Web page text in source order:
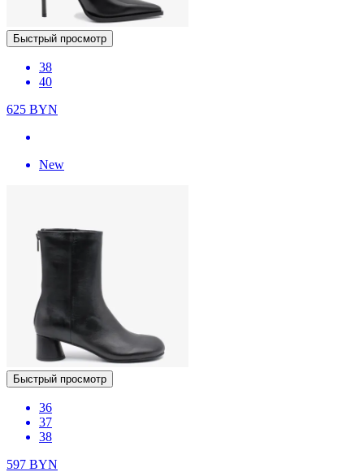
Быстрый просмотр
38
40
625 BYN
New
Быстрый просмотр
36
37
38
597 BYN